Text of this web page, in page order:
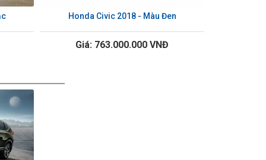
Honda Civic 2018 - Màu Đen
Giá: 763.000.000 VNĐ